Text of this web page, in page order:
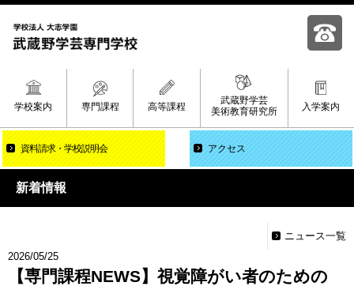
学校案内 専門課程 高等課程
武蔵野学芸
美術教育研究所
入学案内
資料請求 学校説明会 アクセス
新着情報
ニュース一覧
2026/05/25
【専門課程NEWS】視覚障がい者のための